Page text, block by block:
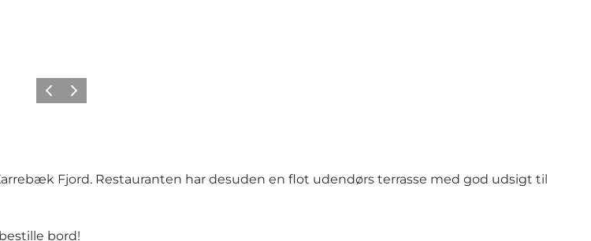
ForrigeNeste
Fjord. Restauranten har desuden en flot udendørs terrasse med god udsigt til
bord!